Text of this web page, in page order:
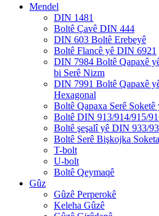
Mendel
DIN 1481
Boltê Çavê DIN 444
DIN 603 Boltê Erebeyê
Boltê Flancê yê DIN 6921
DIN 7984 Boltê Qapaxê
bi Serê Nizm
DIN 7991 Boltê Qapaxê
Hexagonal
Boltê Qapaxa Serê
Boltê DIN 913/914/915/
Boltê şeşalî yê DIN 933/
Boltê Serê Bişkojka
T-bolt
U-bolt
Boltê Qeymaqê
Gûz
Gûzê Perperokê
Keleha Gûzê